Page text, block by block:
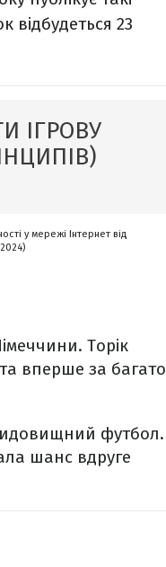
відбудеться 23
ІГРОВУ
у мережі Інтернет від
Торік
вперше за багато
футбол.
шанс вдруге